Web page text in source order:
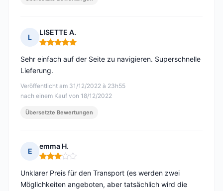
L
LISETTE A.
Hinweis: 5 von 5
Veröffentlicht am 31/12/2022 à 23h55
nach einem Kauf von 18/12/2022
Sehr einfach auf der Seite zu navigieren. Superschnelle
Lieferung.
Übersetzte Bewertungen
E
emma H.
Hinweis: 3 von 5
Unklarer Preis für den Transport (es werden zwei
Möglichkeiten angeboten, aber tatsächlich wird die